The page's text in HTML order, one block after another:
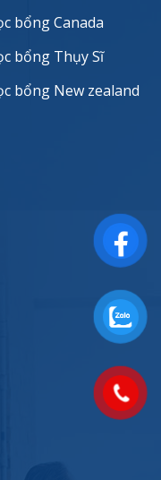
bổng Canada
bổng Thụy Sĩ
bổng New zealand